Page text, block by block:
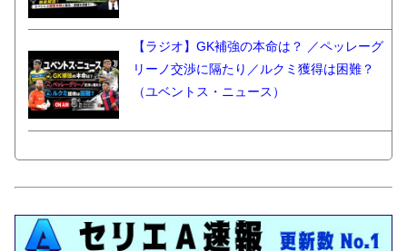
【ラジオ】GK補強の本命は？ ／ペッレーグ
リーノ交渉に隔たり／ルクミ獲得は困難？
（ユベントス・ニュース）